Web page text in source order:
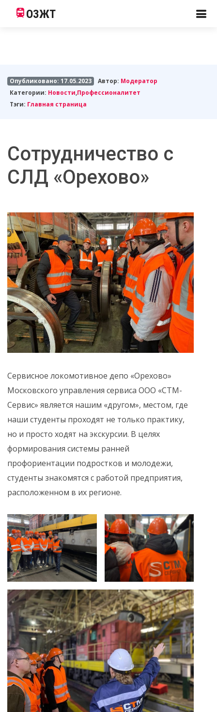
ОЗЖТ
Опубликовано: 17.05.2023 Автор: Модератор
Категории: Новости,Профессионалитет
Тэги: Главная страница
Сотрудничество с
СЛД «Орехово»
Сервисное локомотивное депо «Орехово»
Московского управления сервиса ООО «СТМ-
Сервис» является нашим «другом», местом, где
наши студенты проходят не только практику,
но и просто ходят на экскурсии. В целях
формирования системы ранней
профориентации подростков и молодежи,
студенты знакомятся с работой предприятия,
расположенном в их регионе.